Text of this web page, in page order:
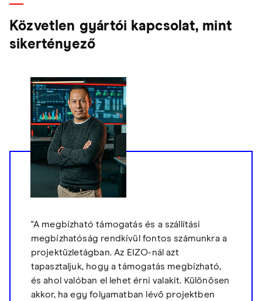
Közvetlen gyártói kapcsolat, mint
sikertényező
"A megbízható támogatás és a szállítási
megbízhatóság rendkívül fontos számunkra a
projektüzletágban. Az EIZO-nál azt
tapasztaljuk, hogy a támogatás megbízható,
és ahol valóban el lehet érni valakit. Különösen
akkor, ha egy folyamatban lévő projektben